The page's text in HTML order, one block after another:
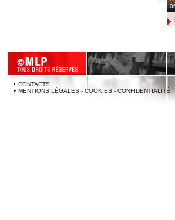
CONTACTS
MENTIONS LÉGALES - COOKIES - CONFIDENTIALITÉ